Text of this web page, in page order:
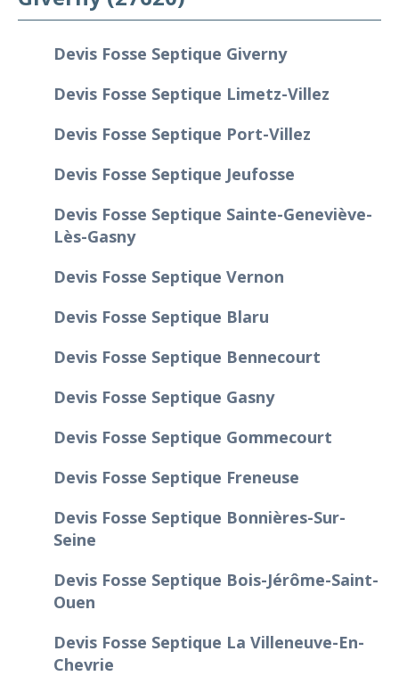
Devis Fosse Septique Giverny
Devis Fosse Septique Limetz-Villez
Devis Fosse Septique Port-Villez
Devis Fosse Septique Jeufosse
Devis Fosse Septique Sainte-Geneviève-
Lès-Gasny
Devis Fosse Septique Vernon
Devis Fosse Septique Blaru
Devis Fosse Septique Bennecourt
Devis Fosse Septique Gasny
Devis Fosse Septique Gommecourt
Devis Fosse Septique Freneuse
Devis Fosse Septique Bonnières-Sur-
Seine
Devis Fosse Septique Bois-Jérôme-Saint-
Ouen
Devis Fosse Septique La Villeneuve-En-
Chevrie